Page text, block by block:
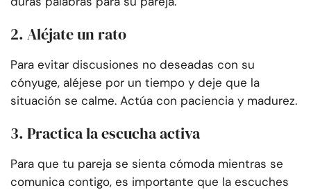
2. Aléjate un rato
Para evitar discusiones no deseadas con su
cónyuge, aléjese por un tiempo y deje que la
situación se calme. Actúa con paciencia y madurez.
3. Practica la escucha activa
Para que tu pareja se sienta cómoda mientras se
comunica contigo, es importante que la escuches